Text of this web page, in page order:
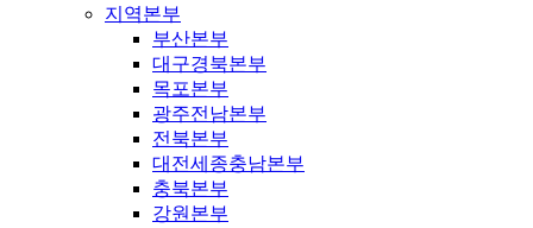
지역본부
부산본부
대구경북본부
목포본부
광주전남본부
전북본부
대전세종충남본부
충북본부
강원본부